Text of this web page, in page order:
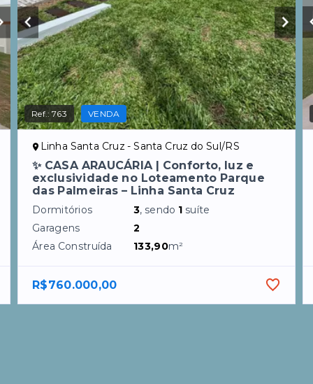
Ref.:763 VENDA
Linha Santa Cruz - Santa Cruz do Sul/RS
✨ CASA ARAUCÁRIA | Conforto, luz e
exclusividade no Loteamento Parque
das Palmeiras – Linha Santa Cruz
Dormitórios 3, sendo 1 suíte
Garagens
2
Área Construída
133,90m²
R$760.000,00